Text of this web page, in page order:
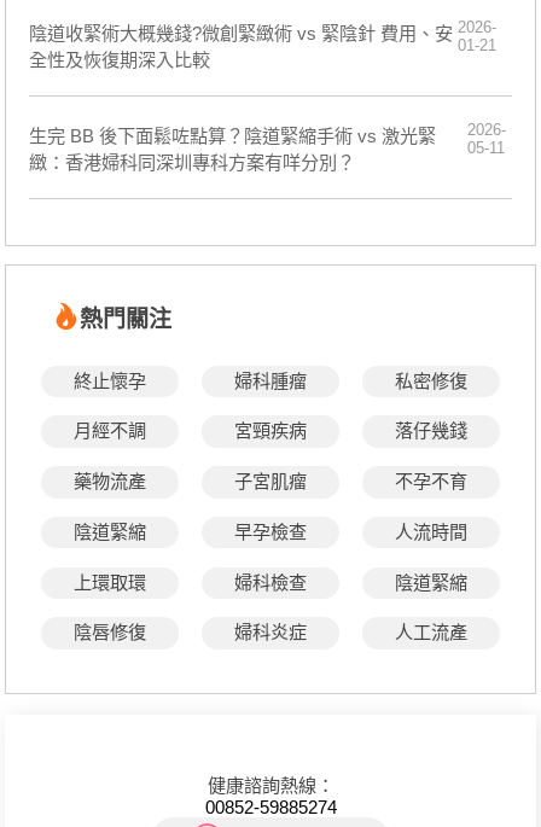
陰道收緊術大概幾錢?微創緊緻術 vs 緊陰針 費用、安
全性及恢復期深入比較
2026-
01-21
生完 BB 後下面鬆咗點算？陰道緊縮手術 vs 激光緊
緻：香港婦科同深圳專科方案有咩分別？
2026-
05-11
熱門關注
終止懷孕 婦科腫瘤 私密修復
月經不調 宮頸疾病 落仔幾錢
藥物流產 子宮肌瘤 不孕不育
陰道緊縮 早孕檢查 人流時間
上環取環 婦科檢查 陰道緊縮
陰唇修復 婦科炎症 人工流產
健康諮詢熱線：
00852-59885274